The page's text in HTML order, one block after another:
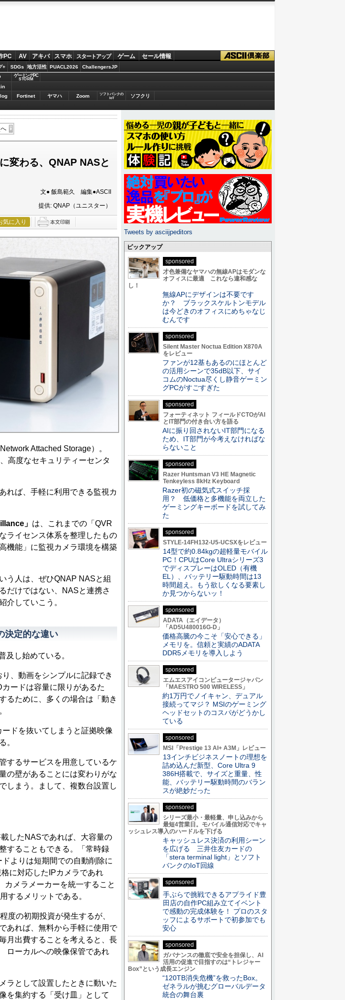
PC AV アキバ スマホ スタートアップ ゲーム セール情報
+ SDGs 地方活性 PUACL2026 ChallengersJP
ゲーミングPC
STORM
Fortinet ヤマハ Zoom
ソフトバンクの
IoT
ソフクリ
変わる、QNAP NASと
文● 飯島範久 編集●ASCII
提供: QNAP（ユニスター）
気に入り
Attached Storage）。
高度なセキュリティーセンタ
れば、手軽に利用できる監視カ
」 は、これまでの「QVR
ライセンス体系を整理したもの
機能」に監視カメラ環境を構築
う人は、ぜひQNAP NASと組
だけではない、NASと連携さ
介していこう。
決定的な違い
し始めている。
、動画をシンプルに記録でき
ードは容量に限りがあるた
るために、多くの場合は「動き
ドを抜いてしまうと証拠映像
。
するサービスを用意しているケ
の壁があることには変わりがな
しまう。まして、複数台設置し
したNASであれば、大容量の
することもできる。「常時録
よりは短期間での自動削除に
に対応したIPカメラであれ
カメラメーカーを統一すること
するメリットである。
の初期投資が発生するが、
あれば、無料から手軽に使用で
月出費することを考えると、長
ローカルへの映像保管であれ
ラとして設置したときに動いた
を集約する「受け皿」として
Tweets by asciijpeditors
ピックアップ
sponsored
才色兼備なヤマハの無線APはモダンな
オフィスに最適 これなら違和感な
し！
無線APにデザインは不要です
か？ ブラックスケルトンモデル
は今どきのオフィスにめちゃなじ
むんです
sponsored
Silent Master Noctua Edition X870A
をレビュー
ファンが12基もあるのにほとんど
の活用シーンで35dB以下、サイ
コムのNoctua尽くし静音ゲーミン
グPCがすごすぎた
sponsored
フォーティネット フィールドCTOがAI
とIT部門の付き合い方を語る
AIに振り回されないIT部門になる
ため、IT部門が今考えなければな
らないこと
sponsored
Razer Huntsman V3 HE Magnetic
Tenkeyless 8kHz Keyboard
Razer初の磁気式スイッチ採
用？ 低価格と多機能を両立した
ゲーミングキーボードを試してみ
た
sponsored
STYLE-14FH132-U5-UCSXをレビュー
14型で約0.84kgの超軽量モバイル
PC！CPUはCore Ultraシリーズ3
でディスプレーはOLED（有機
EL）、バッテリー駆動時間は13
時間超え。もう欲しくなる要素し
か見つからないッ！
sponsored
ADATA（エイデータ）
「AD5U480016G-D」
価格高騰の今こそ「安心できる」
メモリを。信頼と実績のADATA
DDR5メモリを導入しよう
sponsored
エムエスアイコンピュータージャパン
「MAESTRO 500 WIRELESS」
約1万円でノイキャン、デュアル
接続ってマジ？ MSIのゲーミング
ヘッドセットのコスパがどうかし
ている
sponsored
MSI「Prestige 13 AI+ A3M」レビュー
13インチビジネスノートの理想を
詰め込んだ新型、Core Ultra 9
386H搭載で、サイズと重量、性
能、バッテリー駆動時間のバラン
スが絶妙だった
sponsored
シリーズ最小・最軽量、申し込みから
最短4営業日。モバイル通信対応でキャ
ッシュレス導入のハードルを下げる
キャッシュレス決済の利用シーン
を広げる 三井住友カードの
「stera terminal light」とソフト
バンクのIoT回線
sponsored
手ぶらで挑戦できるアプライド豊
田店の自作PC組み立てイベント
で感動の完成体験を！ プロのスタ
ッフによるサポートで初参加でも
安心
sponsored
ガバナンスの徹底で安全を担保し、AI
活用の促進で目指すのは“トレジャー
Box”という成長エンジン
“120TB消失危機”を救ったBox。
ゼネラルが挑むグローバルデータ
統合の舞台裏